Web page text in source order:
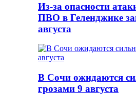
Из-за опасности
ПВО в Геленджике
августа
В Сочи ожидаются
грозами 9 августа